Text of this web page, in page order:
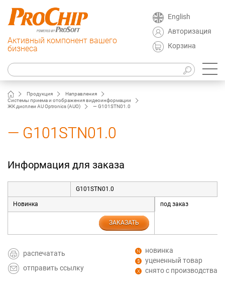
Активный компонент вашего
бизнеса
English
Авторизация
Корзина
Продукция
Направления
Системы приема и отображения видеоинформации
ЖК дисплеи AU Optronics (AUO)
— G101STN01.0
— G101STN01.0
Информация для заказа
G101STN01.0
Новинка под заказ
ЗАКАЗАТЬ
распечатать
отправить ссылку
новинка
уцененный товар
снято с производства